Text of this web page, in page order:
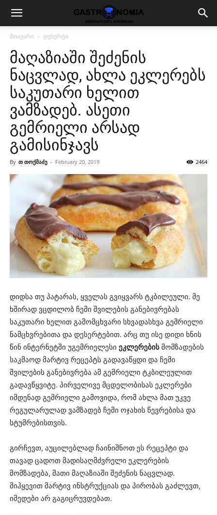
მთავარი დესერტი
მაღაზიაში შეძენის
ნაცვლად, ახლა ეკლერებს
საკუთარი ხელით
ვამზადებ. ასეთი
გემრიელი არსად
გამისინჯავს
By თ თოქმაძე - February 20, 2019 2464
დიდსა თუ პატარას, ყველას გვიყვარს ტკბილეული. მე
ხშირად ვცდილობ ჩემი შვილების განებივრებას
საკუთარი ხელით გამომცხვარი სხვადასხვა გემრიელი
ნამცხვრებითა და დესერტებით. არც თუ ისე დიდი ხნის
წინ ინტერნეტში უგემრიელესი ეკლერების მომზადების
საკმაოდ მარტივ რეცეპტს გადავაწყდი და ჩემი
შვილების განებივრება ამ გემრიელი ტკბილეულით
გადავწყვიტე. პირველივე მცდელობისას ეკლერები
იმდენად გემრიელი გამოვიდა, რომ ახლა მათ უკვე
რეგულარულად ვამზადებ ჩემი ოჯახის წევრებისა და
სტუმრებისთვის.
გირჩევთ, აუცილებლად ჩაინიშნოთ ეს რეცეპტი და
თავად ცადოთ მადისაღმძვრელი ეკლერების
მომზადება, მათი მაღაზიაში შეძენის ნაცვლად.
მიჰყევით მარტივ ინსტრუქციას და პირობას გაძლევთ,
იმედები არ გაგიცრუვდებათ.